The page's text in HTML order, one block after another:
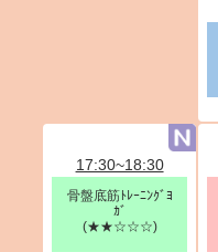
17:30~18:30
骨盤底筋ﾄﾚｰﾆﾝｸﾞﾖ
ｶﾞ
(★★☆☆☆)